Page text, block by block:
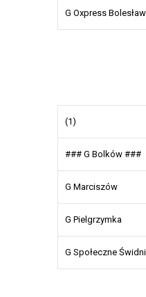
G Oxpress
(1)
### G Bolków ###
G Marciszów
G Pielgrzymka
G Społeczne